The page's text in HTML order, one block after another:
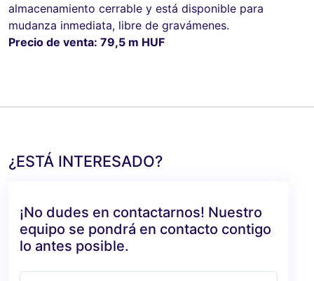
almacenamiento cerrable y está disponible para
mudanza inmediata, libre de gravámenes.
Precio de venta: 79,5 m HUF
¿ESTÁ INTERESADO?
¡No dudes en contactarnos! Nuestro
equipo se pondrá en contacto contigo
lo antes posible.